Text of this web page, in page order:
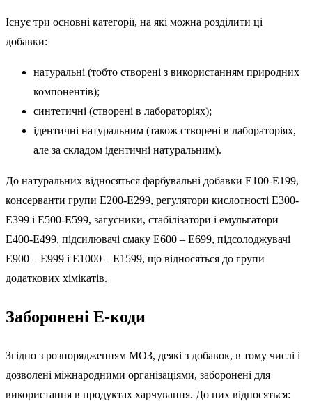
Існує три основні категорії, на які можна розділити ці
добавки:
натуральні (тобто створені з використанням природних
компонентів);
синтетичні (створені в лабораторіях);
ідентичні натуральним (також створені в лабораторіях,
але за складом ідентичні натуральним).
До натуральних відносяться фарбувальні добавки E100-E199,
консерванти групи E200-E299, регулятори кислотності E300-
E399 і E500-E599, загусники, стабілізатори і емульгатори
E400-E499, підсилювачі смаку E600 – E699, підсолоджувачі
E900 – E999 і E1000 – E1599, що відносяться до групи
додаткових хімікатів.
Заборонені Е-коди
Згідно з розпорядженням МОЗ, деякі з добавок, в тому числі і
дозволені міжнародними організаціями, заборонені для
використання в продуктах харчування. До них відносяться: